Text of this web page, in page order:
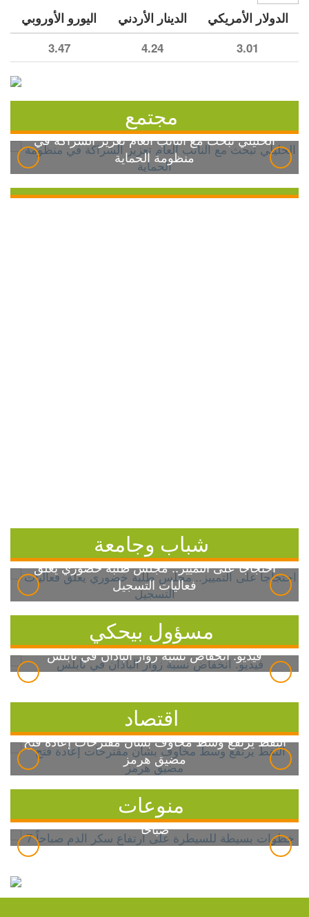
الدولار الأمريكي الدينار الأردني اليورو الأوروبي
3.01
4.24
3.47
مجتمع
الخليلي تبحث مع النائب العام تعزيز الشراكة في
منظومة الحماية
شباب وجامعة
احتجاجاً على التمييز.. مجلس طلبة خضوري يعلق
فعاليات التسجيل
مسؤول بيحكي
فيديو: انخفاض نسبة زوار الباذان في نابلس
اقتصاد
النفط يرتفع وسط مخاوف بشأن مقترحات إعادة فتح
مضيق هرمز
منوعات
7 خطوات بسيطة للسيطرة على ارتفاع سكر الدم
صباحاً